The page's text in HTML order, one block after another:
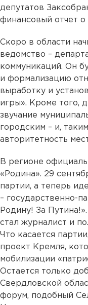
депутатов
финансовый отчет о
Скоро в области
ведомство –
коммуникаций. Он
и формализацию
выработку и
игры». Кроме того,
звучание
городским – и,
авторитетность
В регионе
«Родина». 29
партии, а теперь
– государственно-
Родину! За
стал журналист и
Что касается
проект Кремля,
мобилизации
Остается только
Свердловской
форум, подобный